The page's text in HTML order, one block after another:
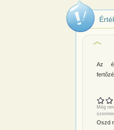
Az
Még
Oszd